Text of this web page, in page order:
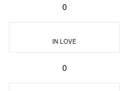
0
IN LOVE
0